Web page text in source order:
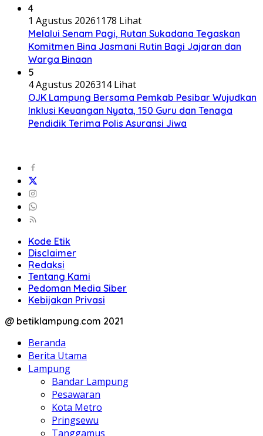
4
1 Agustus 20261178 Lihat
Melalui Senam Pagi, Rutan Sukadana Tegaskan
Komitmen Bina Jasmani Rutin Bagi Jajaran dan
Warga Binaan
5
4 Agustus 2026314 Lihat
OJK Lampung Bersama Pemkab Pesibar Wujudkan
Inklusi Keuangan Nyata, 150 Guru dan Tenaga
Pendidik Terima Polis Asuransi Jiwa
Kode Etik
Disclaimer
Redaksi
Tentang Kami
Pedoman Media Siber
Kebijakan Privasi
@ betiklampung.com 2021
Beranda
Berita Utama
Lampung
Bandar Lampung
Pesawaran
Kota Metro
Pringsewu
Tanggamus